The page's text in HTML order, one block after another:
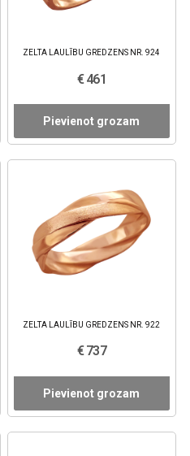
ZELTA LAULĪBU GREDZENS NR. 924
€ 461
Pievienot grozam
ZELTA LAULĪBU GREDZENS NR. 922
€ 737
Pievienot grozam